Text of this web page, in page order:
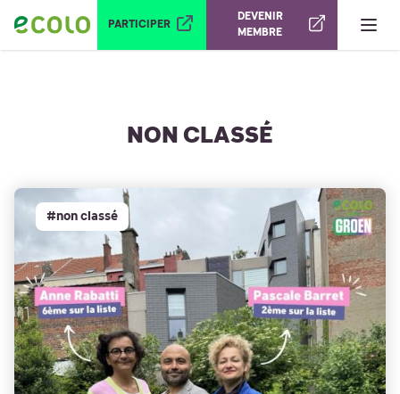
PARTICIPER
DEVENIR
MEMBRE
NON CLASSÉ
#non classé